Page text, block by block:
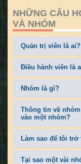
NHỮNG CÂU
VÀ NHÓM
Quản trị viên là ai?
Điều hành viên là
Nhóm là gì?
Thông tin về
vào một nhóm?
Làm sao để tôi
Tại sao một vài